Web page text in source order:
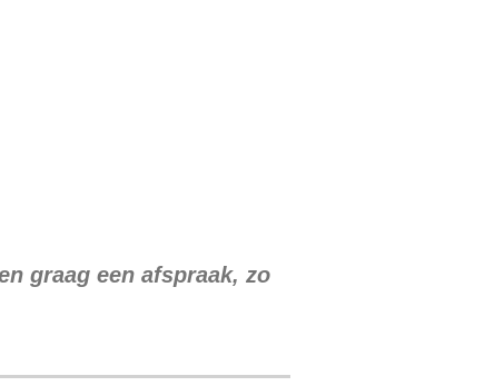
graag een afspraak, zo